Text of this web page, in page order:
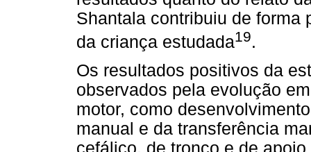
Shantala contribuiu de forma
da criança estudada19.
Os resultados positivos da
observados pela evolução
motor, como
manual e da transferência